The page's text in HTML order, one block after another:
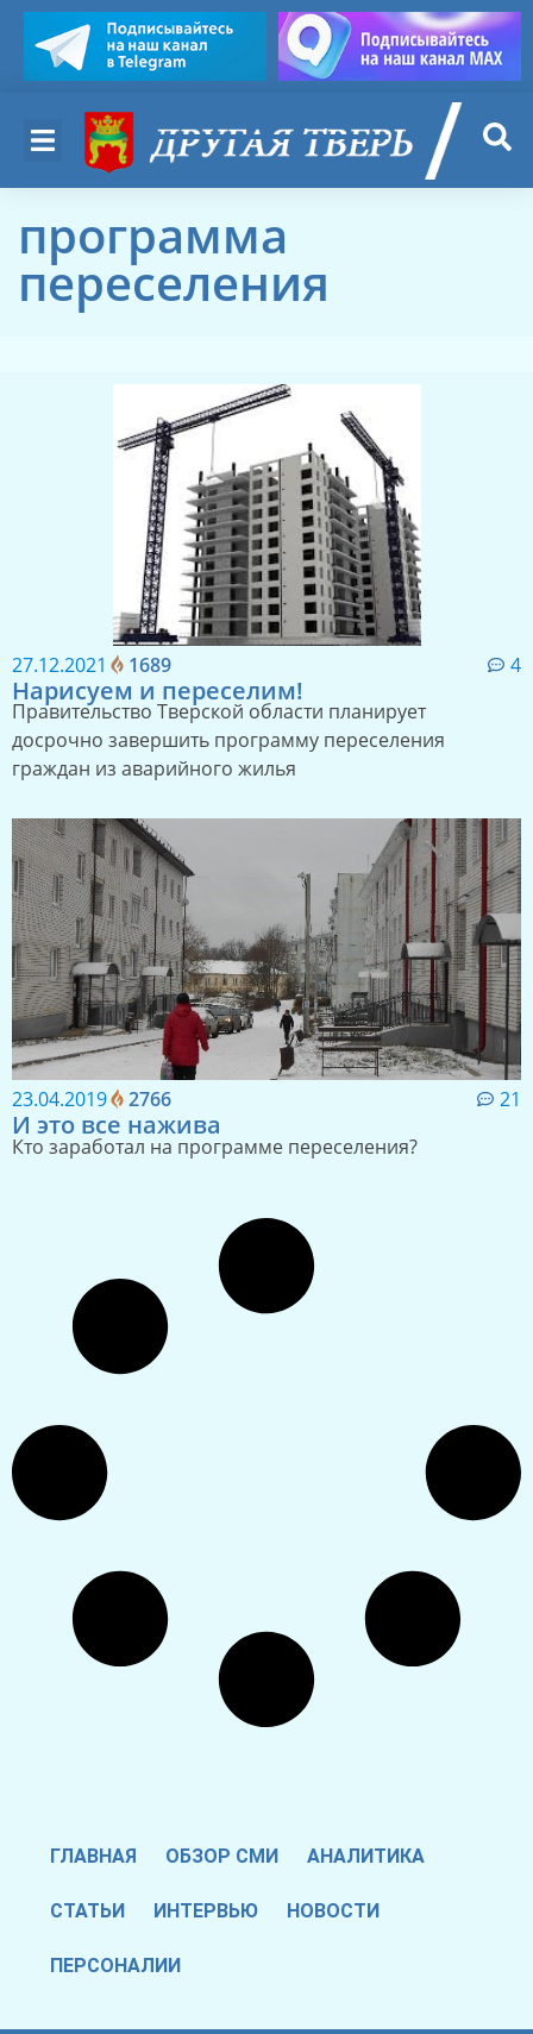
программа
переселения
27.12.2021 1689 4
Нарисуем и переселим!
Правительство Тверской области планирует
досрочно завершить программу переселения
граждан из аварийного жилья
23.04.2019 2766 21
И это все нажива
Кто заработал на программе переселения?
ГЛАВНАЯ ОБЗОР СМИ АНАЛИТИКА
СТАТЬИ ИНТЕРВЬЮ НОВОСТИ
ПЕРСОНАЛИИ